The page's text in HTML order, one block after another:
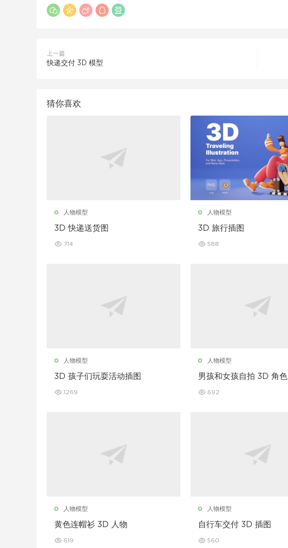
上一篇
快递交付 3D 模型
猜你喜欢
人物模型
3D 快递送货图
714
人物模型
3D 旅行插图
588
人物模型
3D 孩子们玩耍活动插图
1269
人物模型
男孩和女孩自拍 3D 角色
692
人物模型
黄色连帽衫 3D 人物
619
人物模型
自行车交付 3D 插图
560